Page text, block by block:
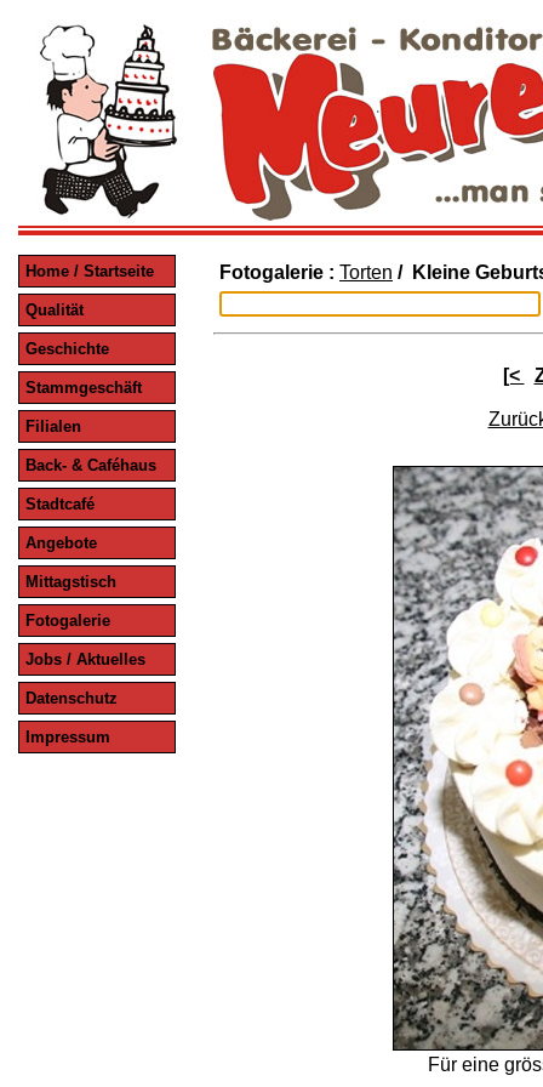
Home / Startseite
Qualität
Geschichte
Stammgeschäft
Filialen
Back- & Caféhaus
Stadtcafé
Angebote
Mittagstisch
Fotogalerie
Jobs / Aktuelles
Datenschutz
Impressum
Fotogalerie : Torten / Kleine
[<
Für eine